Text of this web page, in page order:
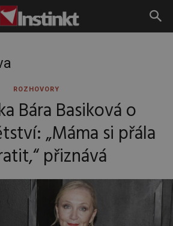
ROZHOVORY
Bára Basiková o
„Máma si přála
přiznává